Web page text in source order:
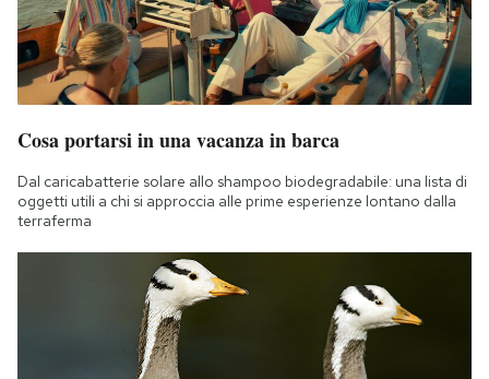
Cosa portarsi in una vacanza in barca
Dal caricabatterie solare allo shampoo biodegradabile: una lista di
oggetti utili a chi si approccia alle prime esperienze lontano dalla
terraferma